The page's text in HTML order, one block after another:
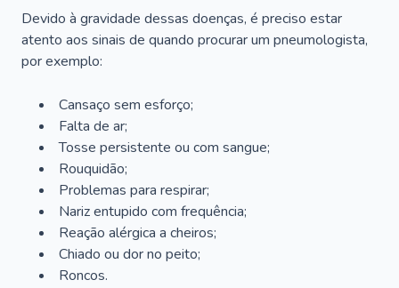
Devido à gravidade dessas doenças, é preciso estar
atento aos sinais de quando procurar um pneumologista,
por exemplo:
Cansaço sem esforço;
Falta de ar;
Tosse persistente ou com sangue;
Rouquidão;
Problemas para respirar;
Nariz entupido com frequência;
Reação alérgica a cheiros;
Chiado ou dor no peito;
Roncos.